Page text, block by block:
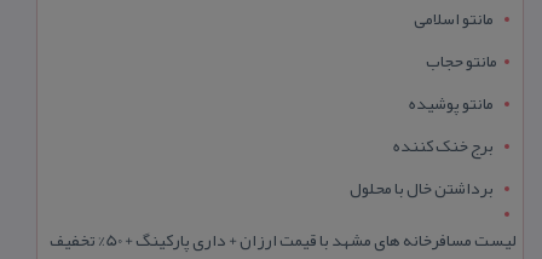
مانتو اسلامی
مانتو حجاب
مانتو پوشیده
برج خنک کننده
برداشتن خال با محلول
لیست مسافرخانه های مشهد با قیمت ارزان + داری پارکینگ + 50% تخفیف